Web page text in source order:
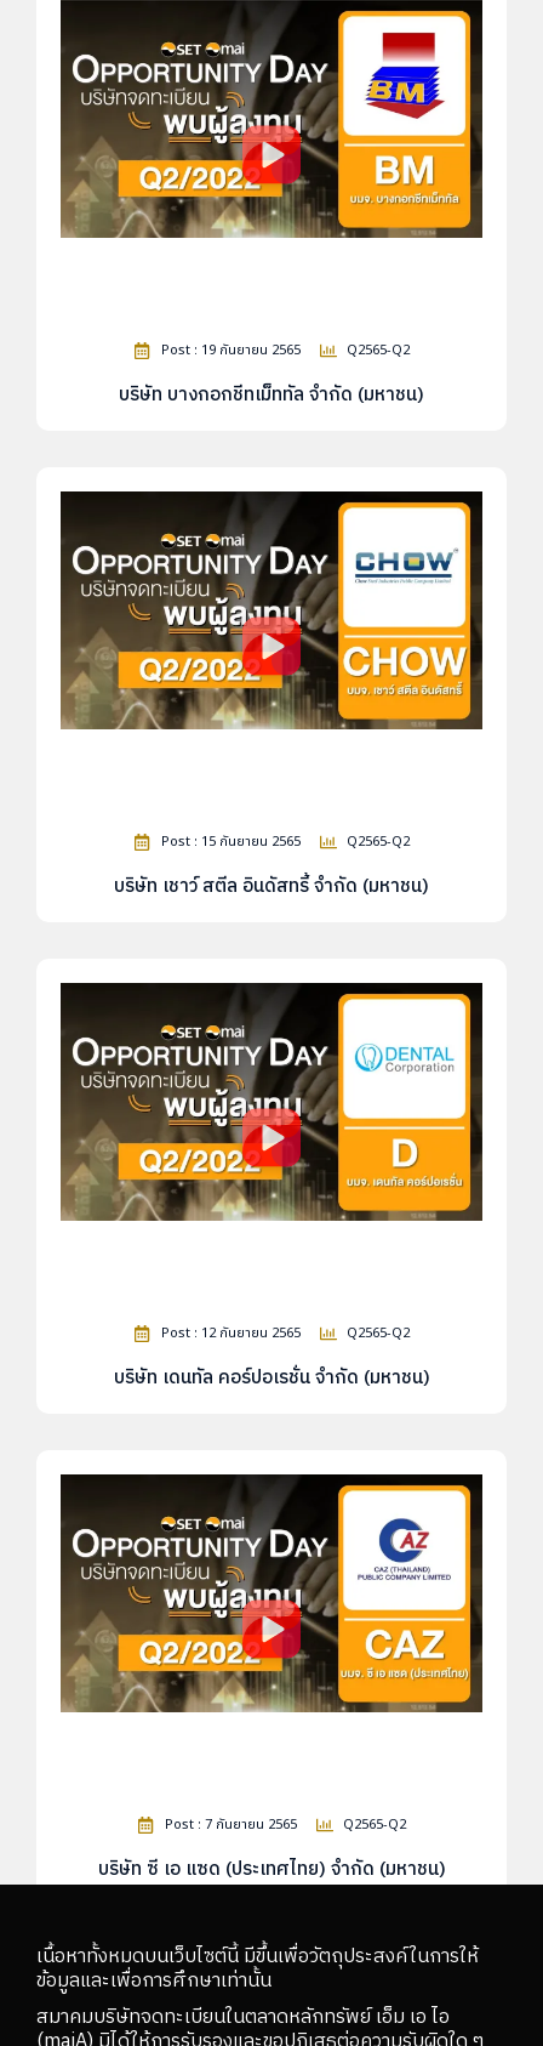
Post : 19 กันยายน 2565 Q2565-Q2
บริษัท บางกอกชีทเม็ททัล จำกัด (มหาชน)
Post : 15 กันยายน 2565 Q2565-Q2
บริษัท เชาว์ สตีล อินดัสทรี้ จำกัด (มหาชน)
Post : 12 กันยายน 2565 Q2565-Q2
บริษัท เดนทัล คอร์ปอเรชั่น จำกัด (มหาชน)
Post : 7 กันยายน 2565 Q2565-Q2
บริษัท ซี เอ แซด (ประเทศไทย) จำกัด (มหาชน)
เนื้อหาทั้งหมดบนเว็บไซต์นี้ มีขึ้นเพื่อวัตถุประสงค์ในการให้
ข้อมูลและเพื่อการศึกษาเท่านั้น
สมาคมบริษัทจดทะเบียนในตลาดหลักทรัพย์ เอ็ม เอ ไอ